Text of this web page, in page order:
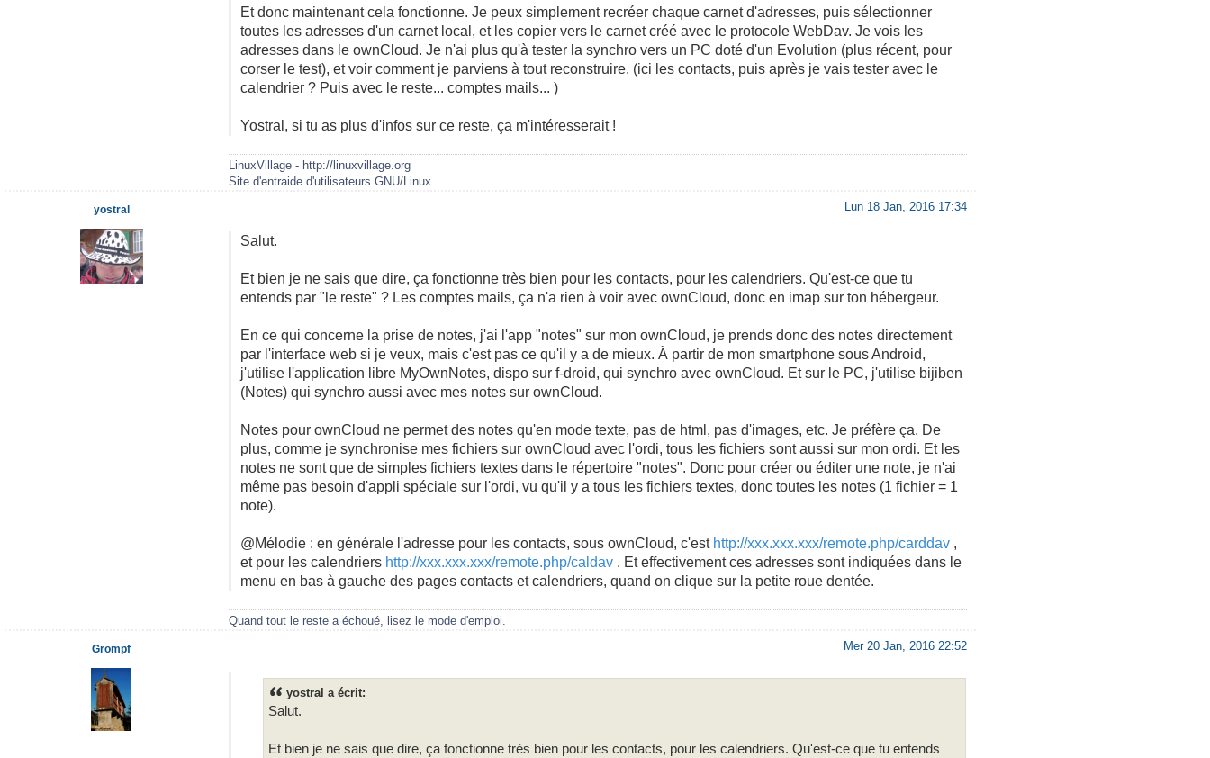
Et donc maintenant cela fonctionne. Je peux simplement recréer chaque carnet d'adresses, puis sélectionner
toutes les adresses d'un carnet local, et les copier vers le carnet créé avec le protocole WebDav. Je vois les
adresses dans le ownCloud. Je n'ai plus qu'à tester la synchro vers un PC doté d'un Evolution (plus récent, pour
corser le test), et voir comment je parviens à tout reconstruire. (ici les contacts, puis après je vais tester avec le
calendrier ? Puis avec le reste... comptes mails... )
Yostral, si tu as plus d'infos sur ce reste, ça m'intéresserait !
LinuxVillage - http://linuxvillage.org
Site d'entraide d'utilisateurs GNU/Linux
Lun 18 Jan, 2016 17:34
Salut.
Et bien je ne sais que dire, ça fonctionne très bien pour les contacts, pour les calendriers. Qu'est-ce que tu
entends par "le reste" ? Les comptes mails, ça n'a rien à voir avec ownCloud, donc en imap sur ton hébergeur.
En ce qui concerne la prise de notes, j'ai l'app "notes" sur mon ownCloud, je prends donc des notes directement
par l'interface web si je veux, mais c'est pas ce qu'il y a de mieux. À partir de mon smartphone sous Android,
j'utilise l'application libre MyOwnNotes, dispo sur f-droid, qui synchro avec ownCloud. Et sur le PC, j'utilise bijiben
(Notes) qui synchro aussi avec mes notes sur ownCloud.
Notes pour ownCloud ne permet des notes qu'en mode texte, pas de html, pas d'images, etc. Je préfère ça. De
plus, comme je synchronise mes fichiers sur ownCloud avec l'ordi, tous les fichiers sont aussi sur mon ordi. Et les
notes ne sont que de simples fichiers textes dans le répertoire "notes". Donc pour créer ou éditer une note, je n'ai
même pas besoin d'appli spéciale sur l'ordi, vu qu'il y a tous les fichiers textes, donc toutes les notes (1 fichier = 1
note).
@Mélodie : en générale l'adresse pour les contacts, sous ownCloud, c'est http://xxx.xxx.xxx/remote.php/carddav,
et pour les calendriers http://xxx.xxx.xxx/remote.php/caldav. Et effectivement ces adresses sont indiquées dans le
menu en bas à gauche des pages contacts et calendriers, quand on clique sur la petite roue dentée.
Quand tout le reste a échoué, lisez le mode d'emploi.
yostral
Mer 20 Jan, 2016 22:52
yostral a écrit:
Salut.
Et bien je ne sais que dire, ça fonctionne très bien pour les contacts, pour les calendriers. Qu'est-ce que tu entends
Grompf